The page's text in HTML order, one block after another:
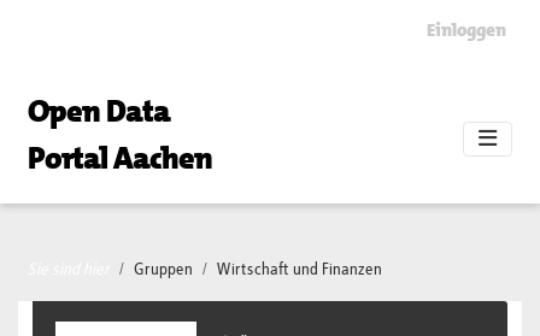
Einloggen
Open Data
Portal Aachen
Gruppen Wirtschaft und Finanzen